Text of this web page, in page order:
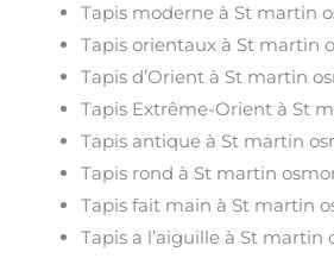
Tapis moderne à St martin
Tapis orientaux à St martin
Tapis d’Orient à St martin
Tapis Extrême-Orient à St
Tapis antique à St martin
Tapis rond à St martin
Tapis fait main à St martin
Tapis a l’aiguille à St martin